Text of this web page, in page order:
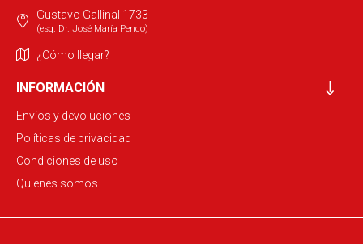
Gustavo Gallinal 1733
(esq. Dr. José María Penco)
¿Cómo llegar?
INFORMACIÓN
Envíos y devoluciones
Políticas de privacidad
Condiciones de uso
Quienes somos